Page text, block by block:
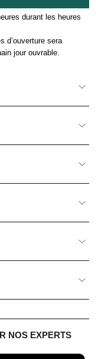
durant les heures
d’ouverture sera
jour ouvrable.
NOS EXPERTS